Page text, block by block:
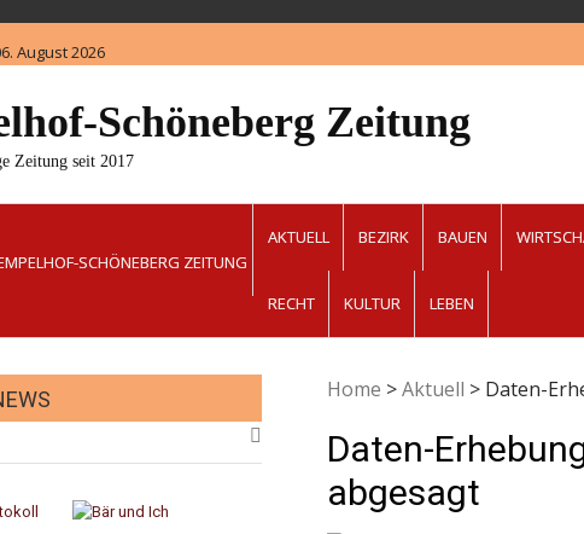
August 2026
Schöneberg Zeitung
Zeitung seit 2017
AKTUELL BEZIRK BAUEN
RECHT KULTUR LEBEN
Home >Aktuell > Daten-
Daten-
abgesagt